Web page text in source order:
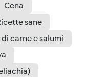
Cena
sane
carne e salumi